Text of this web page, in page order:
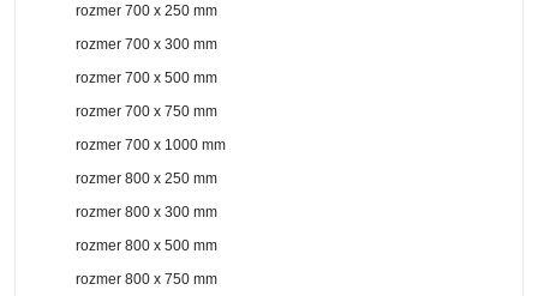
rozmer 700 x 250 mm
rozmer 700 x 300 mm
rozmer 700 x 500 mm
rozmer 700 x 750 mm
rozmer 700 x 1000 mm
rozmer 800 x 250 mm
rozmer 800 x 300 mm
rozmer 800 x 500 mm
rozmer 800 x 750 mm